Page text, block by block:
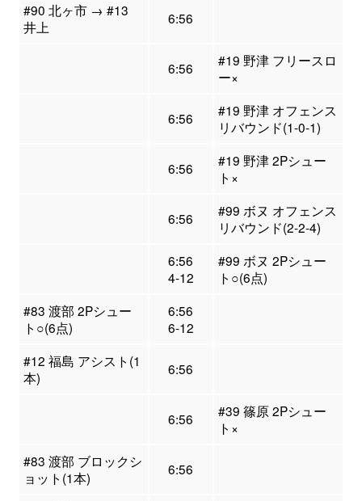
#90 北ヶ市 → #13
井上
6:56
6:56
#19 野津 フリースロ
ー×
6:56
#19 野津 オフェンス
リバウンド(1-0-1)
6:56
#19 野津 2Pシュー
ト×
6:56
#99 ボヌ オフェンス
リバウンド(2-2-4)
6:56
4-12
#99 ボヌ 2Pシュー
ト○(6点)
#83 渡部 2Pシュー
ト○(6点)
6:56
6-12
#12 福島 アシスト(1
本)
6:56
6:56
#39 篠原 2Pシュー
ト×
#83 渡部 ブロックシ
ョット(1本)
6:56